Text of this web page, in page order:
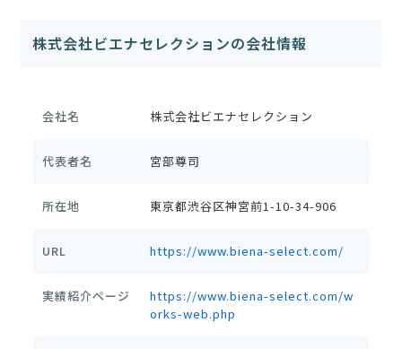
株式会社ビエナセレクションの会社情報
会社名 株式会社ビエナセレクション
代表者名 宮部尊司
所在地 東京都渋谷区神宮前1-10-34-906
URL https://www.biena-select.com/
実績紹介ページ
https://www.biena-select.com/w
orks-web.php